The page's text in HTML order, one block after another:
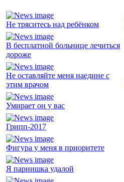
Не тряситесь над ребёнком
В бесплатной больнице лечиться
дороже
Не оставляйте меня наедине с
этим врачом
Умирает он у вас
Грипп-2017
Фигура у меня в приоритете
Я парнишка удалой